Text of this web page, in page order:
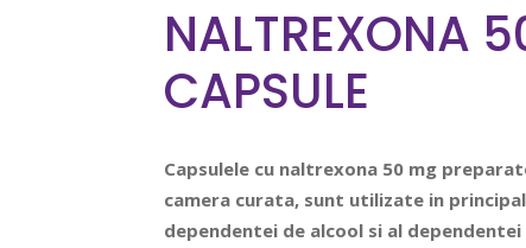
NALTREXONA
CAPSULE
Capsulele cu naltrexona 50 mg
camera curata, sunt utilizate in
dependentei de alcool si al